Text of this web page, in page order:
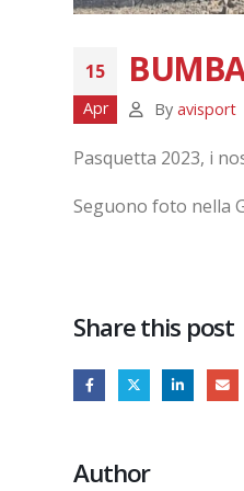
15
Apr By avisport
Pasquetta 2023, i
Seguono foto nella
Share this post
Author